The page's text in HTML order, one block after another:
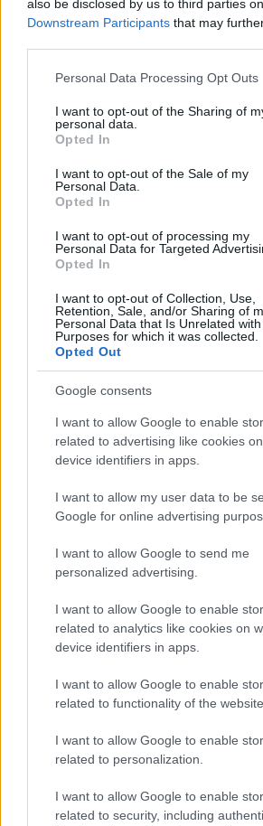
also be disclosed by us to third parties
Downstream Participants that may
Please note that this website/app uses
not limited to your visit or usage
grant or deny consent to Google and its
use your data for below specified
consent section.
Personal Data Processing Opt Outs
I want to opt-out of the Sharing of
personal data.
Opted In
I want to opt-out of the Sale of my
Personal Data.
Opted In
I want to opt-out of processing my
Personal Data for Targeted
Opted In
I want to opt-out of Collection, Use,
Retention, Sale, and/or Sharing of
Personal Data that Is Unrelated
Purposes for which it was collected.
Opted Out
Google consents
I want to allow Google to enable
related to advertising like cookies
device identifiers in apps.
I want to allow my user data to be
Google for online advertising
I want to allow Google to send me
personalized advertising.
I want to allow Google to enable
related to analytics like cookies on
device identifiers in apps.
I want to allow Google to enable
related to functionality of the
I want to allow Google to enable
related to personalization.
I want to allow Google to enable
related to security, including
Tér színpadának áramigényét)
mindemellett egy kisebb erdő
fesztivál teljese CO2
a szervezők.
A Borsodi segítségével idén is
kortyolhatják a fesztiválozók
lesznek riksa taxik és biciklis
továbbra is pörög a telekocsi
szelektív hulladékgyűjtés
hasznos holmik készülnek a
anyagokból. Vagyis aki
nélkül szeretne pár napot
kedvesével/barátaival/
már nem kell sokat várnia, mert
mint 2 hónap múlva már indul
első ÖKOrandija!
A bérlet ára a rendezvény
a helyszínen pedig 17.900Ft lesz
ELSTARTOLT A